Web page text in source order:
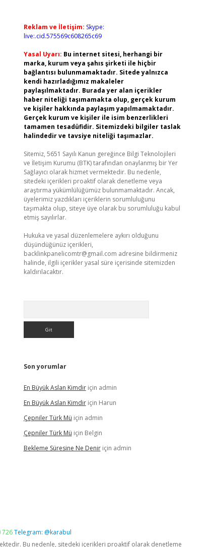
Reklam ve İletişim: Skype:
live:.cid.575569c608265c69
Yasal Uyarı: Bu internet sitesi, herhangi bir
marka, kurum veya şahıs şirketi ile hiçbir
bağlantısı bulunmamaktadır. Sitede yalnızca
kendi hazırladığımız makaleler
paylaşılmaktadır. Burada yer alan içerikler
haber niteliği taşımamakta olup, gerçek kurum
ve kişiler hakkında paylaşım yapılmamaktadır.
Gerçek kurum ve kişiler ile isim benzerlikleri
tamamen tesadüfidir. Sitemizdeki bilgiler taslak
halindedir ve tavsiye niteliği taşımazlar.
Sitemiz, 5651 Sayılı Kanun gereğince Bilgi Teknolojileri
ve İletişim Kurumu (BTK) tarafından onaylanmış bir Yer
Sağlayıcı olarak hizmet vermektedir. Bu nedenle,
sitedeki içerikleri proaktif olarak denetleme veya
araştırma yükümlülüğümüz bulunmamaktadır. Ancak,
üyelerimiz yazdıkları içeriklerin sorumluluğunu
taşımakta olup, siteye üye olarak bu sorumluluğu kabul
etmiş sayılırlar.
Hukuka ve yasal düzenlemelere aykırı olduğunu
düşündüğünüz içerikleri,
backlinkpanelicomtr@gmail.com adresine bildirmeniz
halinde, ilgili içerikler yasal süre içerisinde sitemizden
kaldırılacaktır.
Son yorumlar
En Büyük Aslan Kimdiriçin admin
En Büyük Aslan Kimdiriçin Harun
Çepniler Türk Mü için admin
Çepniler Türk Mü için Belgin
Bekleme Süresine Ne Deniriçin admin
726Telegram: @karabul
Bu nedenle, sitedeki içerikleri proaktif olarak denetleme